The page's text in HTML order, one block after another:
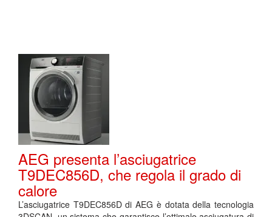
AEG presenta l’asciugatrice
T9DEC856D, che regola il grado di
calore
L’asciugatrice T9DEC856D di AEG è dotata della tecnologia